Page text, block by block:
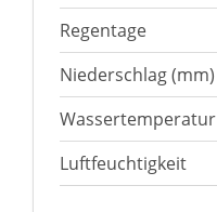
Regentage
Niederschlag (mm)
Wassertemperatur
Luftfeuchtigkeit